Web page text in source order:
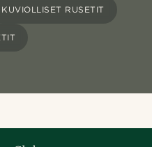
KUVIOLLISET RUSETIT